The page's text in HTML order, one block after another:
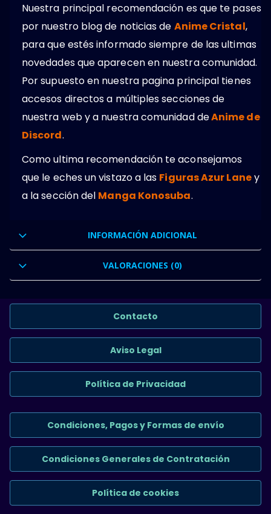
Nuestra principal recomendación es que te pases
por nuestro blog de noticias de Anime Cristal,
para que estés informado siempre de las ultimas
novedades que aparecen en nuestra comunidad.
Por supuesto en nuestra pagina principal tienes
accesos directos a múltiples secciones de
nuestra web y a nuestra comunidad deAnime de
Discord.
Como ultima recomendación te aconsejamos
que le eches un vistazo a las Figuras Azur Laney
a la sección del Manga Konosuba.
INFORMACIÓN ADICIONAL
VALORACIONES (0)
Contacto
Aviso Legal
Política de Privacidad
Condiciones, Pagos y Formas de envío
Condiciones Generales de Contratación
Política de cookies